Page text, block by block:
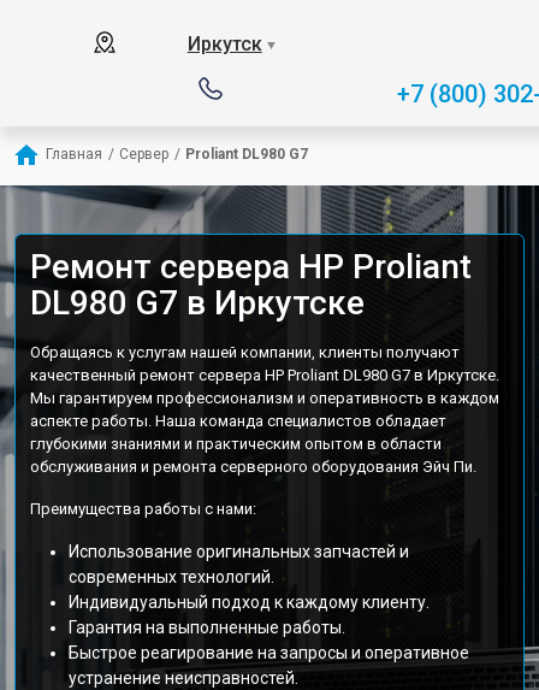
Иркутск ▼
+7 (800)
Главная / Сервер / Proliant DL980 G7
Ремонт сервера HP Proliant
DL980 G7 в Иркутске
Обращаясь к услугам нашей компании, клиенты получают
качественный ремонт сервера HP Proliant DL980 G7 в Иркутске.
Мы гарантируем профессионализм и оперативность в каждом
аспекте работы. Наша команда специалистов обладает
глубокими знаниями и практическим опытом в области
обслуживания и ремонта серверного оборудования Эйч Пи.
Преимущества работы с нами:
Использование оригинальных запчастей и
современных технологий.
Индивидуальный подход к каждому клиенту.
Гарантия на выполненные работы.
Быстрое реагирование на запросы и оперативное
устранение неисправностей.